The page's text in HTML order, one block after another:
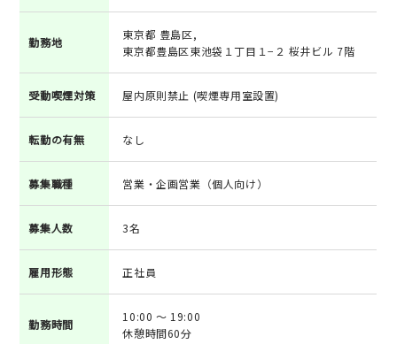
勤務地
東京都 豊島区,
東京都豊島区東池袋１丁目１−２ 桜井ビル 7階
受動喫煙対策 屋内原則禁止 (喫煙専用室設置)
転勤の有無 なし
募集職種 営業・企画営業（個人向け）
募集人数 3名
雇用形態 正社員
勤務時間
10:00 ～ 19:00
休憩時間60分